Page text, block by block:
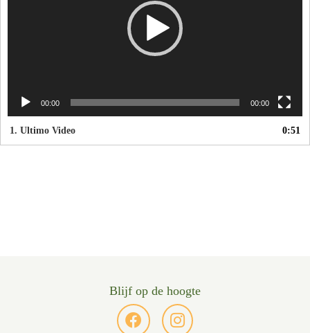
00:00 00:00
1. Ultimo Video 0:51
Blijf op de hoogte